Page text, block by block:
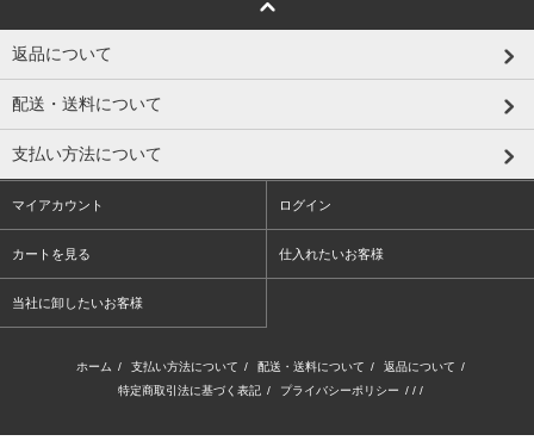
返品について
配送・送料について
支払い方法について
マイアカウント ログイン
カートを見る 仕入れたいお客様
当社に卸したいお客様
ホーム / 支払い方法について / 配送・送料について / 返品について /
特定商取引法に基づく表記 / プライバシーポリシー / / /